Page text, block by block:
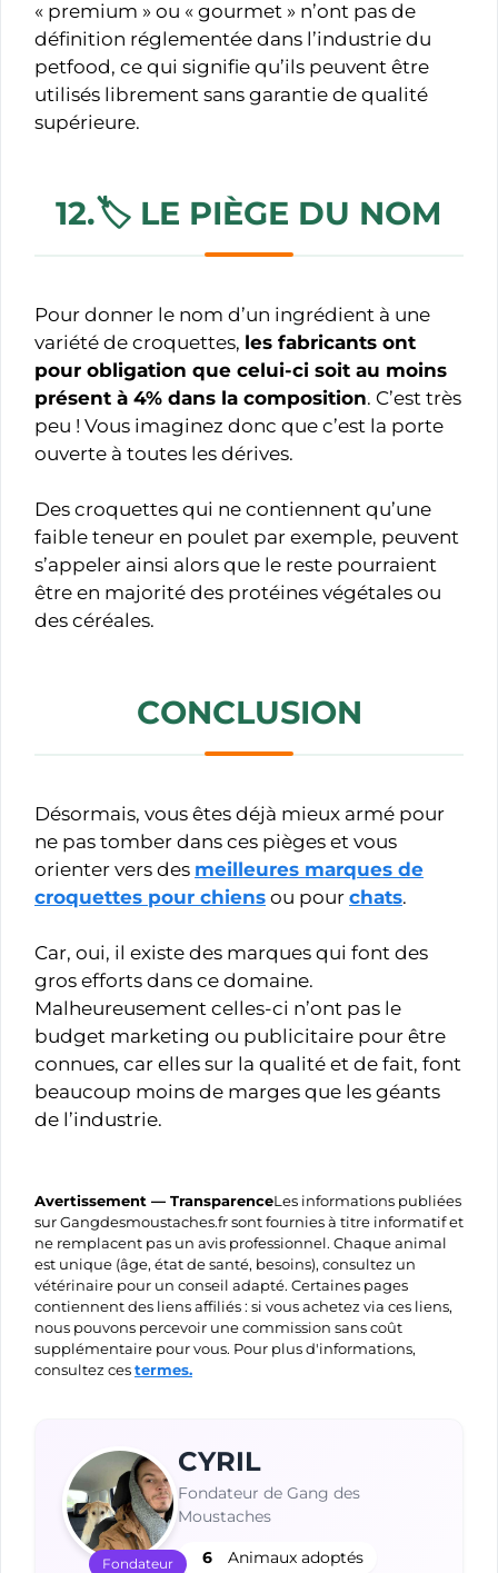
« premium » ou « gourmet » n’ont pas de
définition réglementée dans l’industrie du
petfood, ce qui signifie qu’ils peuvent être
utilisés librement sans garantie de qualité
supérieure.
12.🏷️ LE PIÈGE DU NOM
Pour donner le nom d’un ingrédient à une
variété de croquettes, les fabricants ont
pour obligation que celui-ci soit au moins
présent à 4% dans la composition. C’est très
peu ! Vous imaginez donc que c’est la porte
ouverte à toutes les dérives.
Des croquettes qui ne contiennent qu’une
faible teneur en poulet par exemple, peuvent
s’appeler ainsi alors que le reste pourraient
être en majorité des protéines végétales ou
des céréales.
CONCLUSION
Désormais, vous êtes déjà mieux armé pour
ne pas tomber dans ces pièges et vous
orienter vers des meilleures marques de
croquettes pour chiens ou pour chats.
Car, oui, il existe des marques qui font des
gros efforts dans ce domaine.
Malheureusement celles-ci n’ont pas le
budget marketing ou publicitaire pour être
connues, car elles sur la qualité et de fait, font
beaucoup moins de marges que les géants
de l’industrie.
Avertissement — TransparenceLes informations publiées
sur Gangdesmoustaches.fr sont fournies à titre informatif et
ne remplacent pas un avis professionnel. Chaque animal
est unique (âge, état de santé, besoins), consultez un
vétérinaire pour un conseil adapté. Certaines pages
contiennent des liens affiliés : si vous achetez via ces liens,
nous pouvons percevoir une commission sans coût
supplémentaire pour vous. Pour plus d'informations,
consultez cestermes.
Fondateur
CYRIL
Fondateur de Gang des
Moustaches
6 Animaux adoptés